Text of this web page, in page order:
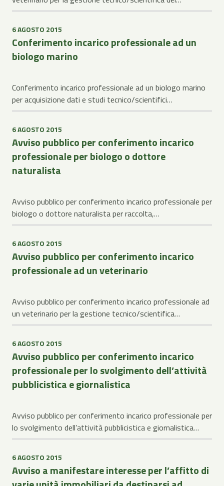
6 AGOSTO 2015
Conferimento incarico professionale ad un
biologo marino
Conferimento incarico professionale ad un biologo marino
per acquisizione dati e studi tecnico/scientifici…
6 AGOSTO 2015
Avviso pubblico per conferimento incarico
professionale per biologo o dottore
naturalista
Avviso pubblico per conferimento incarico professionale per
biologo o dottore naturalista per raccolta,…
6 AGOSTO 2015
Avviso pubblico per conferimento incarico
professionale ad un veterinario
Avviso pubblico per conferimento incarico professionale ad
un veterinario per la gestione tecnico/scientifica…
6 AGOSTO 2015
Avviso pubblico per conferimento incarico
professionale per lo svolgimento dell’attività
pubblicistica e giornalistica
Avviso pubblico per conferimento incarico professionale per
lo svolgimento dell’attività pubblicistica e giornalistica…
6 AGOSTO 2015
Avviso a manifestare interesse per l’affitto di